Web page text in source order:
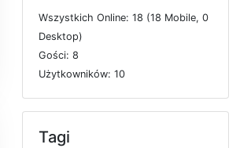
Wszystkich Online: 18 (18 Mobile, 0
Desktop)
Gości: 8
Użytkowników: 10
Tagi